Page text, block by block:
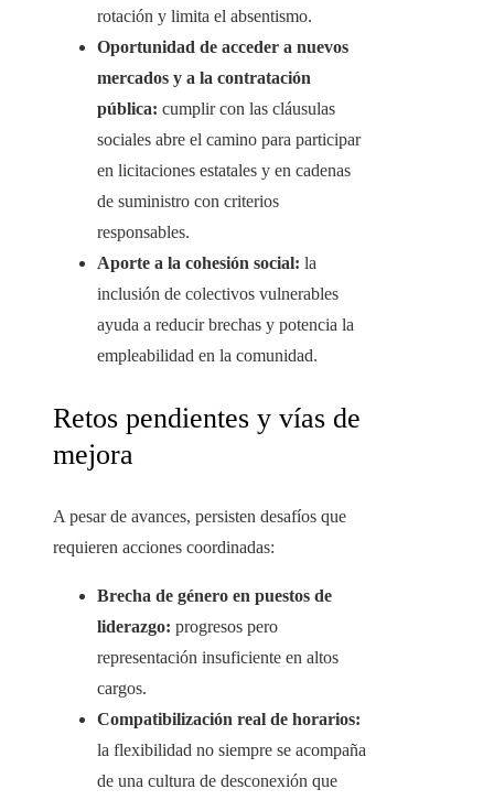
rotación y limita el absentismo.
Oportunidad de acceder a nuevos
mercados y a la contratación
pública: cumplir con las cláusulas
sociales abre el camino para participar
en licitaciones estatales y en cadenas
de suministro con criterios
responsables.
Aporte a la cohesión social: la
inclusión de colectivos vulnerables
ayuda a reducir brechas y potencia la
empleabilidad en la comunidad.
Retos pendientes y vías de
mejora
A pesar de avances, persisten desafíos que
requieren acciones coordinadas:
Brecha de género en puestos de
liderazgo: progresos pero
representación insuficiente en altos
cargos.
Compatibilización real de horarios:
la flexibilidad no siempre se acompaña
de una cultura de desconexión que